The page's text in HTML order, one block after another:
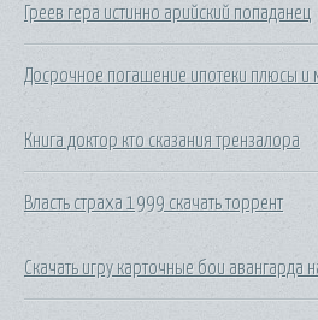
Греев гера истинно арийский попаданец
Досрочное погашение ипотеки плюсы и
Книга доктор кто сказания трензалора
Власть страха 1999 скачать торрент
Скачать игру карточные бои авангарда